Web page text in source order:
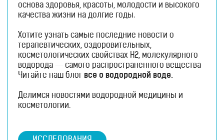
основа здоровья, красоты, молодости и высокого
качества жизни на долгие годы.
Хотите узнать самые последние новости о
терапевтических, оздоровительных,
косметологических свойствах H2, молекулярного
водорода — самого распространенного вещества
во всей Вселенной?
Читайте наш блог все о водородной воде.
Делимся новостями водородной медицины и
косметологии.